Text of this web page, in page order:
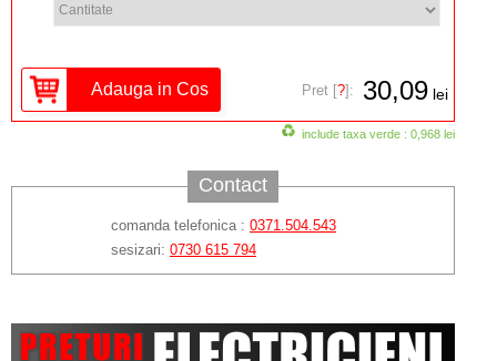
Pret [?]: 30,09 lei
include taxa verde : 0,968 lei
Contact
comanda telefonica : 0371.504.543
sesizari: 0730 615 794